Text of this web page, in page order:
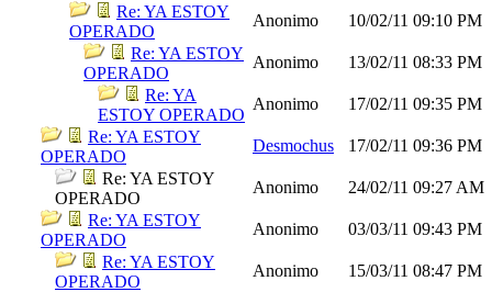
Re: YA ESTOY
OPERADO
Anonimo 10/02/11 09:10 PM
Re: YA ESTOY
OPERADO
Anonimo 13/02/11 08:33 PM
Re: YA
ESTOY OPERADO
Anonimo 17/02/11 09:35 PM
Re: YA ESTOY
OPERADO
Desmochus 17/02/11 09:36 PM
Re: YA ESTOY
OPERADO
Anonimo 24/02/11 09:27 AM
Re: YA ESTOY
OPERADO
Anonimo 03/03/11 09:43 PM
Re: YA ESTOY
OPERADO
Anonimo 15/03/11 08:47 PM